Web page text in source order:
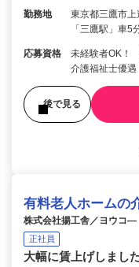
勤務地
東京都三鷹市
「三鷹駅」車5
応募資格
未経験者OK！
介護福祉士優遇
後で見る
有料老人ホームの
株式会社揚工舎／ヨウコ―
正社員
大幅に賃上げしまし